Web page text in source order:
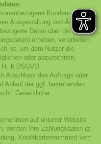
Kunden- und
Ausgestaltung und Änderung
Daten über die
erheben, verarbeiten
ist, um dem Nutzer die
oder abzurechnen.
lit. b DSGVO.
Abschluss des Auftrags oder
Ablauf der ggf. bestehenden
Gesetzliche
auf unserer Website
werden Ihre Zahlungsdaten (z.
Kreditkartennummer) vom